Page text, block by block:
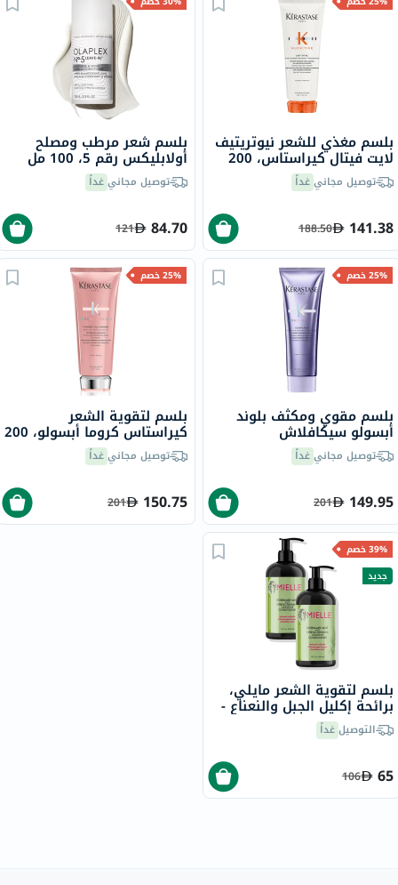
بلسم مغذي للشعر نيوتريتيف
لايت فيتال كيراستاس، 200
ملتوصيل مجانيغداً
141.38
188.50
بلسم شعر مرطب ومصلح
أولابليكس رقم 5، 100 مل
توصيل مجانيغداً
84.70
121
25% خصم
بلسم مقوي ومكثف بلوند
أبسولو سيكافلاش
كيراستاس، 250 مل
توصيل مجانيغداً
149.95
201
25% خصم
بلسم لتقوية الشعر
كيراستاس كروما أبسولو، 200
ملتوصيل مجانيغداً
150.75
201
39% خصم
جديد
بلسم لتقوية الشعر مايلي،
برائحة إكليل الجبل والنعناع -
2 × 355 مل التوصيلغداً
65
106